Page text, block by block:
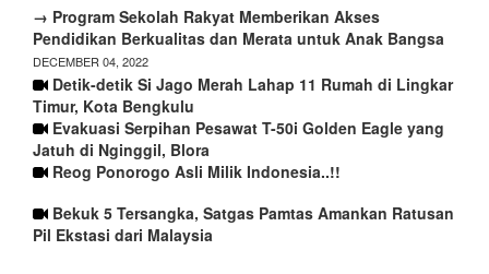
→ Program Sekolah Rakyat Memberikan Akses
Pendidikan Berkualitas dan Merata untuk Anak Bangsa
DECEMBER 04, 2022
Detik-detik Si Jago Merah Lahap 11 Rumah di Lingkar
Timur, Kota Bengkulu
Evakuasi Serpihan Pesawat T-50i Golden Eagle yang
Jatuh di Nginggil, Blora
Reog Ponorogo Asli Milik Indonesia..!!
Bekuk 5 Tersangka, Satgas Pamtas Amankan Ratusan
Pil Ekstasi dari Malaysia